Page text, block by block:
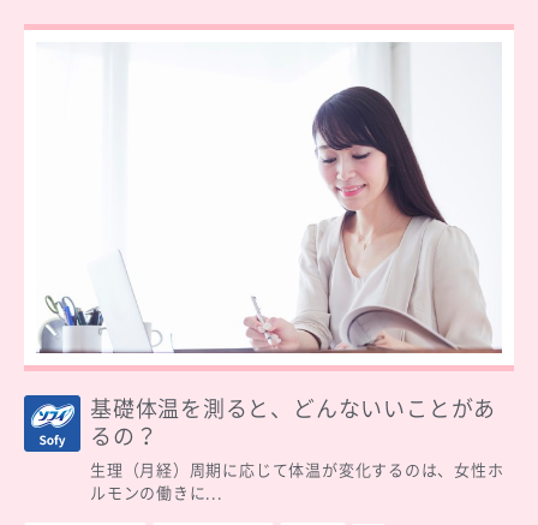
基礎体温を測ると、どんないいことがあ
るの？
生理（月経）周期に応じて体温が変化するのは、女性ホ
ルモンの働きに...